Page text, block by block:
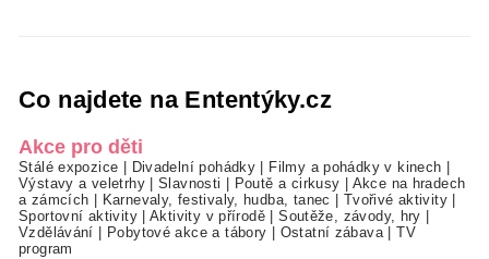
Co najdete na Ententýky.cz
Akce pro děti
Stálé expozice Divadelní pohádky Filmy a pohádky v kinech
Výstavy a veletrhy|Slavnosti Poutě a cirkusy
Akce na hradech
a zámcích
Karnevaly, festivaly, hudba, tanec Tvořivé aktivity
Sportovní aktivity|Aktivity v přírodě |Soutěže, závody, hry
Vzdělávání
Pobytové akce a tábory Ostatní zábava|TV
program